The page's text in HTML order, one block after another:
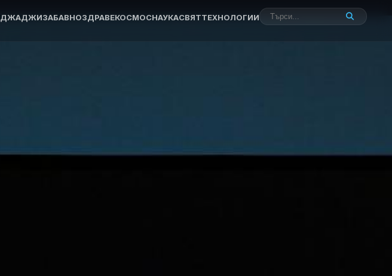
ДЖАДЖИЗАБАВНОЗДРАВЕКОСМОСНАУКАСВЯТТЕХНОЛОГИИ